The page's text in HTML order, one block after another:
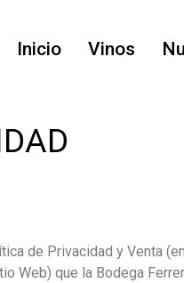
Inicio Vinos
de Privacidad y Venta
Web) que la Bodega